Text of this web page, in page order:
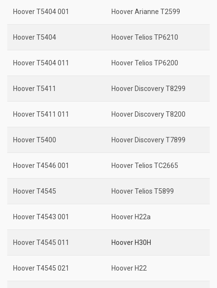
Hoover T5404 001 Hoover Arianne T2599
Hoover T5404 Hoover Telios TP6210
Hoover T5404 011 Hoover Telios TP6200
Hoover T5411 Hoover Discovery T8299
Hoover T5411 011 Hoover Discovery T8200
Hoover T5400 Hoover Discovery T7899
Hoover T4546 001 Hoover Telios TC2665
Hoover T4545 Hoover Telios T5899
Hoover T4543 001 Hoover H22a
Hoover T4545 011 Hoover H30H
Hoover T4545 021 Hoover H22